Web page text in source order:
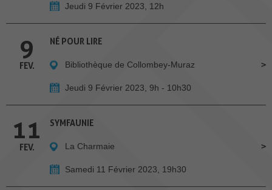
Jeudi 9 Février 2023, 12h
9
FEV.
NÉ POUR LIRE
Bibliothèque de Collombey-Muraz
Jeudi 9 Février 2023, 9h - 10h30
11
FEV.
SYMFAUNIE
La Charmaie
Samedi 11 Février 2023, 19h30